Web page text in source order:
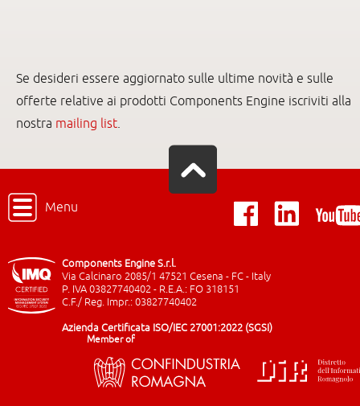
Se desideri essere aggiornato sulle ultime novità e sulle
offerte relative ai prodotti Components Engine iscriviti alla
nostra mailing list.
Menu
Components Engine S.r.l.
Via Calcinaro 2085/1 47521 Cesena - FC - Italy
P. IVA 03827740402 - R.E.A.: FO 318151
C.F./ Reg. Impr.: 03827740402
Azienda Certificata ISO/IEC 27001:2022 (SGSI)
Member of